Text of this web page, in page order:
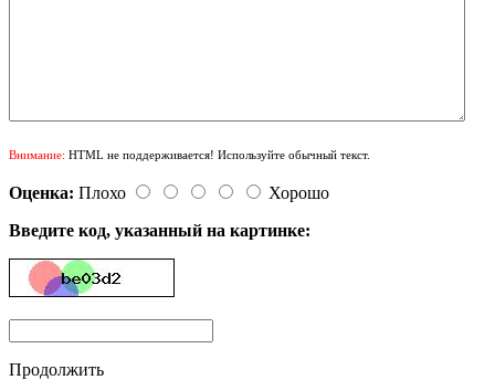
Внимание: HTML не поддерживается! Используйте обычный текст.
Оценка: Плохо
Хорошо
Введите код, указанный на картинке:
Продолжить